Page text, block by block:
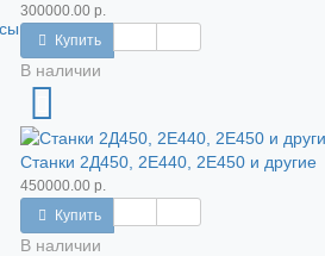
300000.00 р.
Купить
В наличии
Станки 2Д450, 2Е440, 2Е450 и другие
450000.00 р.
Купить
В наличии